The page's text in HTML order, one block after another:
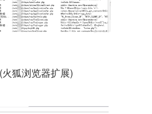
狐浏览器扩展)